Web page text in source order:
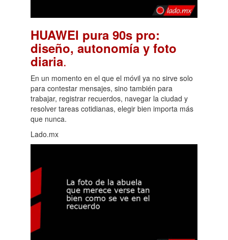
HUAWEI pura 90s pro:
diseño, autonomía y foto
diaria.
En un momento en el que el móvil ya no sirve solo
para contestar mensajes, sino también para
trabajar, registrar recuerdos, navegar la ciudad y
resolver tareas cotidianas, elegir bien importa más
que nunca.
Lado.mx